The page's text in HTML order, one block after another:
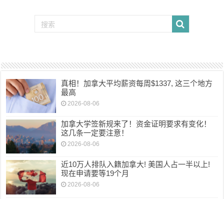
真相！加拿大平均薪资每周$1337, 这三个地方
最高
2026-08-06
加拿大学签新规来了！资金证明要求有变化！
这几条一定要注意！
2026-08-06
近10万人排队入籍加拿大! 美国人占一半以上!
现在申请要等19个月
2026-08-06